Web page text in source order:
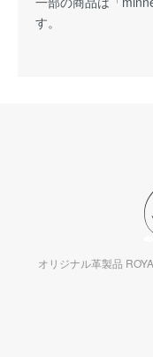
す。
オリジナル革製品